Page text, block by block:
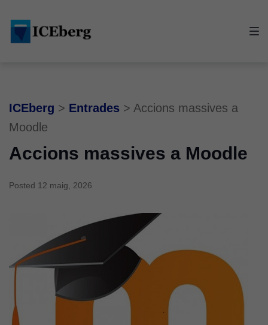
main
content
footer
ICEberg > Entrades > Accions massives a
Moodle
Accions massives a Moodle
Posted 12 maig, 2026